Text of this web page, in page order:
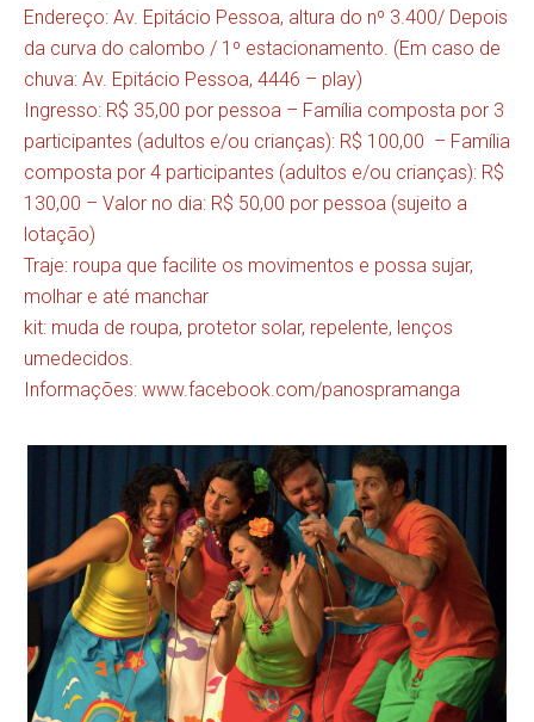
Endereço: Av. Epitácio Pessoa, altura do nº 3.400/ Depois
da curva do calombo / 1º estacionamento. (Em caso de
chuva: Av. Epitácio Pessoa, 4446 – play)
Ingresso: R$ 35,00 por pessoa – Família composta por 3
participantes (adultos e/ou crianças): R$ 100,00 – Família
composta por 4 participantes (adultos e/ou crianças): R$
130,00 – Valor no dia: R$ 50,00 por pessoa (sujeito a
lotação)
Traje: roupa que facilite os movimentos e possa sujar,
molhar e até manchar
kit: muda de roupa, protetor solar, repelente, lenços
umedecidos.
Informações: www.facebook.com/panospramanga